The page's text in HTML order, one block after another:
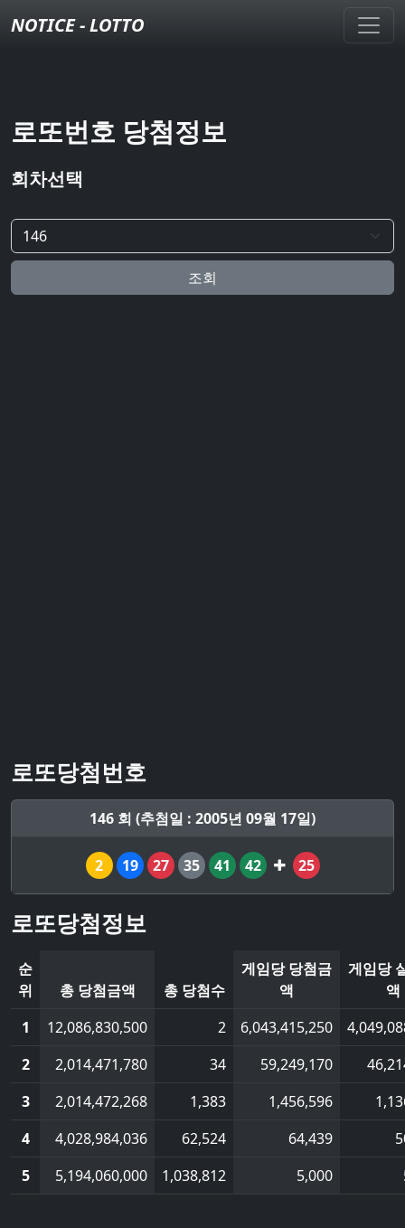
NOTICE - LOTTO
로또번호 당첨정보
회차선택
조회
로또당첨번호
146 회 (추첨일 : 2005년 09월 17일)
2 19 27 35 41 42 25
로또당첨정보
순
위
총 당첨금액 총 당첨수
게임당 당첨금
액
게임당
액
1
12,086,830,500 2 6,043,415,250
2
2,014,471,780 34 59,249,170
3
2,014,472,268 1,383 1,456,596
4
4,028,984,036 62,524 64,439
5
5,194,060,000 1,038,812 5,000